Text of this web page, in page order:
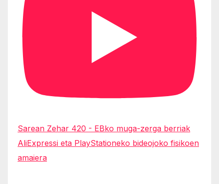
Sarean Zehar 420 - EBko muga-zerga berriak
AliExpressi eta PlayStationeko bideojoko fisikoen
amaiera